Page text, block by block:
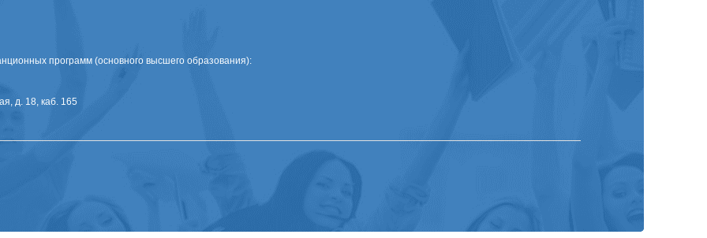
программ (основного высшего образования):
д. 18, каб. 165